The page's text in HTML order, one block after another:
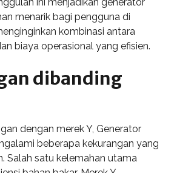
menarik bagi pengguna di
kombinasi antara
biaya operasional yang efisien.
dibanding
dengan merek Y, Generator
beberapa kekurangan yang
Salah satu kelemahan utama